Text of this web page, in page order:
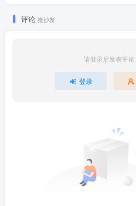
评论 抢沙发
请登录后发表评论
登录